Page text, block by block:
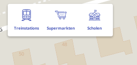
Treinstations Supermarkten Scholen